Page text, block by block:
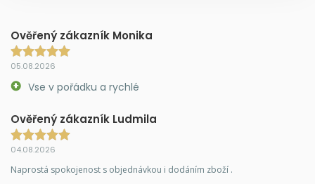
Ověřený zákazník Monika
05.08.2026
Vse v pořádku a rychlé
Ověřený zákazník Ludmila
04.08.2026
Naprostá spokojenost s objednávkou i dodáním zboží .